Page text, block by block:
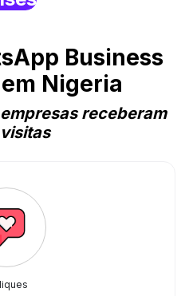
Business
Nigeria
receberam